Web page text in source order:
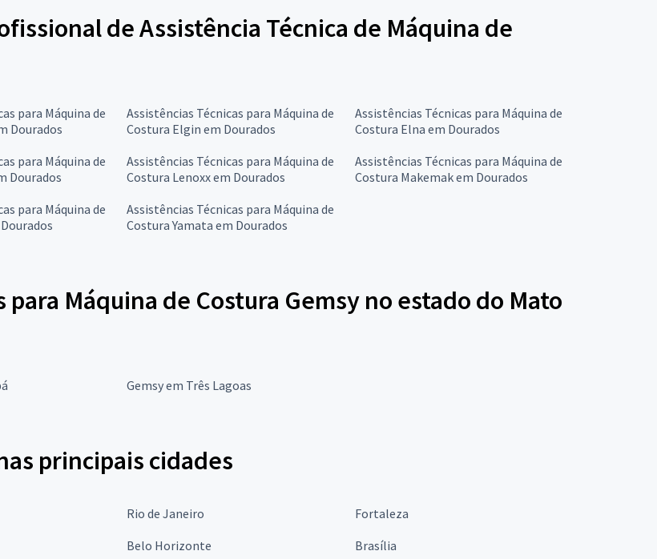
de Assistência Técnica de Máquina de
para Máquina de
Dourados
Assistências Técnicas para Máquina de
Costura Elgin em Dourados
Assistências Técnicas para Máquina de
Costura Elna em Dourados
para Máquina de
Dourados
Assistências Técnicas para Máquina de
Costura Lenoxx em Dourados
Assistências Técnicas para Máquina de
Costura Makemak em Dourados
para Máquina de
Assistências Técnicas para Máquina de
Costura Yamata em Dourados
Máquina de Costura Gemsy no estado do Mato
Gemsy em Três Lagoas
principais cidades
Rio de Janeiro
Fortaleza
Belo Horizonte
Brasília